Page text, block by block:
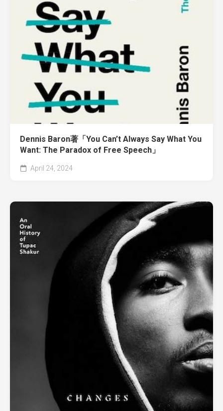
Dennis Baron著「You Can’t Always Say What You
Want: The Paradox of Free Speech」
April 24, 2024